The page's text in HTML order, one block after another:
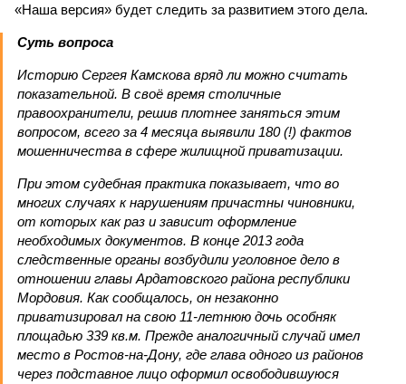
«Наша версия» будет следить за развитием этого дела.
Суть вопроса
Историю Сергея Камскова вряд ли можно считать
показательной. В своё время столичные
правоохранители, решив плотнее заняться этим
вопросом, всего за 4 месяца выявили 180 (!) фактов
мошенничества в сфере жилищной приватизации.
При этом судебная практика показывает, что во
многих случаях к нарушениям причастны чиновники,
от которых как раз и зависит оформление
необходимых документов. В конце 2013 года
следственные органы возбудили уголовное дело в
отношении главы Ардатовского района республики
Мордовия. Как сообщалось, он незаконно
приватизировал на свою 11-летнюю дочь особняк
площадью 339 кв.м. Прежде аналогичный случай имел
место в Ростов-на-Дону, где глава одного из районов
через подставное лицо оформил освободившуюся